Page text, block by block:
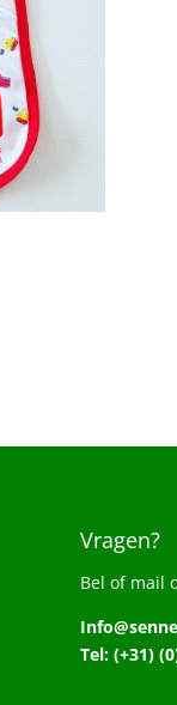
Vragen?
Bel of mail
Tel: (+31)